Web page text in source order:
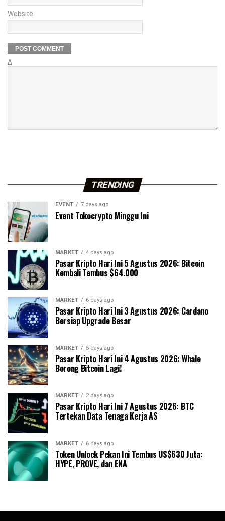
Website
Δ
TRENDING
EVENT 7 days ago
Event Tokocrypto Minggu Ini
MARKET 4 days ago
Pasar Kripto Hari Ini 5 Agustus 2026: Bitcoin
Kembali Tembus $64.000
MARKET 6 days ago
Pasar Kripto Hari Ini 3 Agustus 2026: Cardano
Bersiap Upgrade Besar
MARKET 5 days ago
Pasar Kripto Hari Ini 4 Agustus 2026: Whale
Borong Bitcoin Lagi!
MARKET 2 days ago
Pasar Kripto Hari Ini 7 Agustus 2026: BTC
Tertekan Data Tenaga Kerja AS
MARKET 6 days ago
Token Unlock Pekan Ini Tembus US$630 Juta:
HYPE, PROVE, dan ENA